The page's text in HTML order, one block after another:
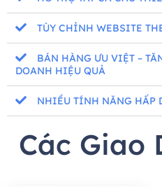
TÙY CHỈNH WEBSITE
BÁN HÀNG ƯU VIỆT –
DOANH HIỆU QUẢ
NHIỀU TÍNH NĂNG HẤP
Các Giao